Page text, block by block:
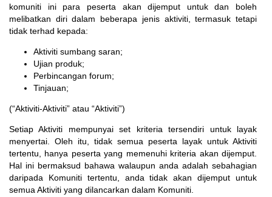
komuniti ini para peserta akan dijemput untuk dan boleh
melibatkan diri dalam beberapa jenis aktiviti, termasuk tetapi
tidak terhad kepada:
Aktiviti sumbang saran;
Ujian produk;
Perbincangan forum;
Tinjauan;
(“Aktiviti-Aktiviti” atau “Aktiviti”)
Setiap Aktiviti mempunyai set kriteria tersendiri untuk layak
menyertai. Oleh itu, tidak semua peserta layak untuk Aktiviti
tertentu, hanya peserta yang memenuhi kriteria akan dijemput.
Hal ini bermaksud bahawa walaupun anda adalah sebahagian
daripada Komuniti tertentu, anda tidak akan dijemput untuk
semua Aktiviti yang dilancarkan dalam Komuniti.